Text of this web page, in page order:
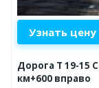
Узнать цену
Дорога Т 19-15
км+600 вправо